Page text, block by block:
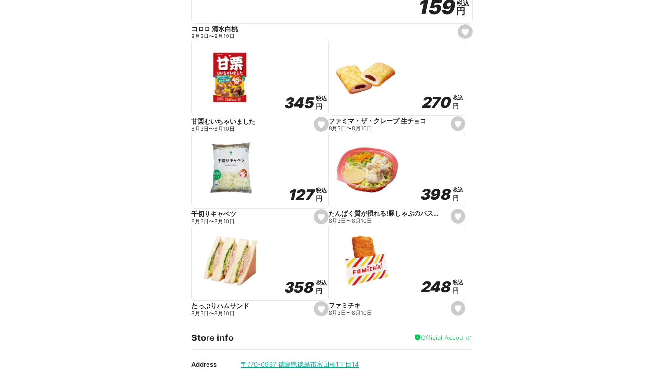
s
e
159
159税込
税込
円
円
コロロ 清水白桃
8月3日〜8月10日
s
e
e
345
345税込
税込
円
円
甘栗むいちゃいました
8月3日〜8月10日
s
e
e
270
270 税込
税込
円
円
ファミマ・ザ・クレープ 生チョコ
8月3日〜8月10日
s
e
e
127
127税込
税込
円
円
千切りキャベツ
8月3日〜8月10日
s
e
e
398
398 税込
税込
円
円
たんぱく質が摂れる!豚しゃぶのパスタサラダ
8月3日〜8月10日
s
e
i
t
358
358税込
税込
円
円
たっぷりハムサンド
8月3日〜8月10日
s
e
a
248
248 税込
税込
円
円
ファミチキ
8月3日〜8月10日
Store info Official Account
Address 〒770-0937 徳島県徳島市富田橋1丁目14